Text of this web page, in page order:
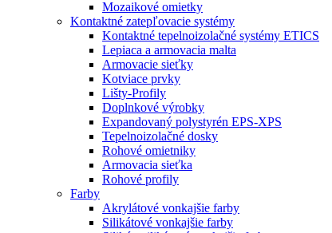
Mozaikové omietky
Kontaktné zatepľovacie systémy
Kontaktné tepelnoizolačné systémy ETICS
Lepiaca a armovacia malta
Armovacie sieťky
Kotviace prvky
Lišty-Profily
Doplnkové výrobky
Expandovaný polystyrén EPS-XPS
Tepelnoizolačné dosky
Rohové omietniky
Armovacia sieťka
Rohové profily
Farby
Akrylátové vonkajšie farby
Silikátové vonkajšie farby